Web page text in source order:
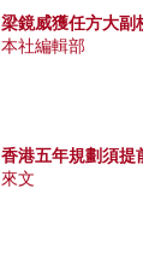
梁鏡威獲任方大副
本社編輯部
香港五年規劃須提
來文